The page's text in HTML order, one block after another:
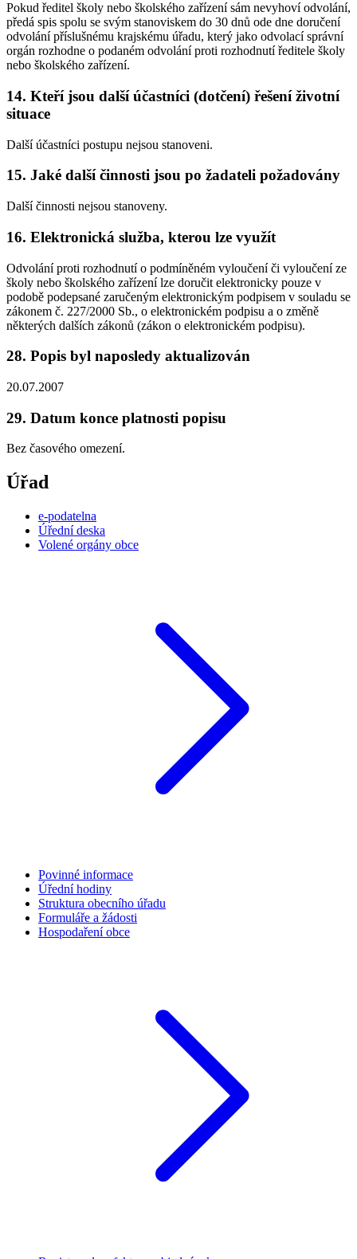
Pokud ředitel školy nebo školského zařízení sám nevyhoví odvolání,
předá spis spolu se svým stanoviskem do 30 dnů ode dne doručení
odvolání příslušnému krajskému úřadu, který jako odvolací správní
orgán rozhodne o podaném odvolání proti rozhodnutí ředitele školy
nebo školského zařízení.
14. Kteří jsou další účastníci (dotčení) řešení životní
situace
Další účastníci postupu nejsou stanoveni.
15. Jaké další činnosti jsou po žadateli požadovány
Další činnosti nejsou stanoveny.
16. Elektronická služba, kterou lze využít
Odvolání proti rozhodnutí o podmíněném vyloučení či vyloučení ze
školy nebo školského zařízení lze doručit elektronicky pouze v
podobě podepsané zaručeným elektronickým podpisem v souladu se
zákonem č. 227/2000 Sb., o elektronickém podpisu a o změně
některých dalších zákonů (zákon o elektronickém podpisu).
28. Popis byl naposledy aktualizován
20.07.2007
29. Datum konce platnosti popisu
Bez časového omezení.
Úřad
e-podatelna
Úřední deska
Volené orgány obce
Povinné informace
Úřední hodiny
Struktura obecního úřadu
Formuláře a žádosti
Hospodaření obce